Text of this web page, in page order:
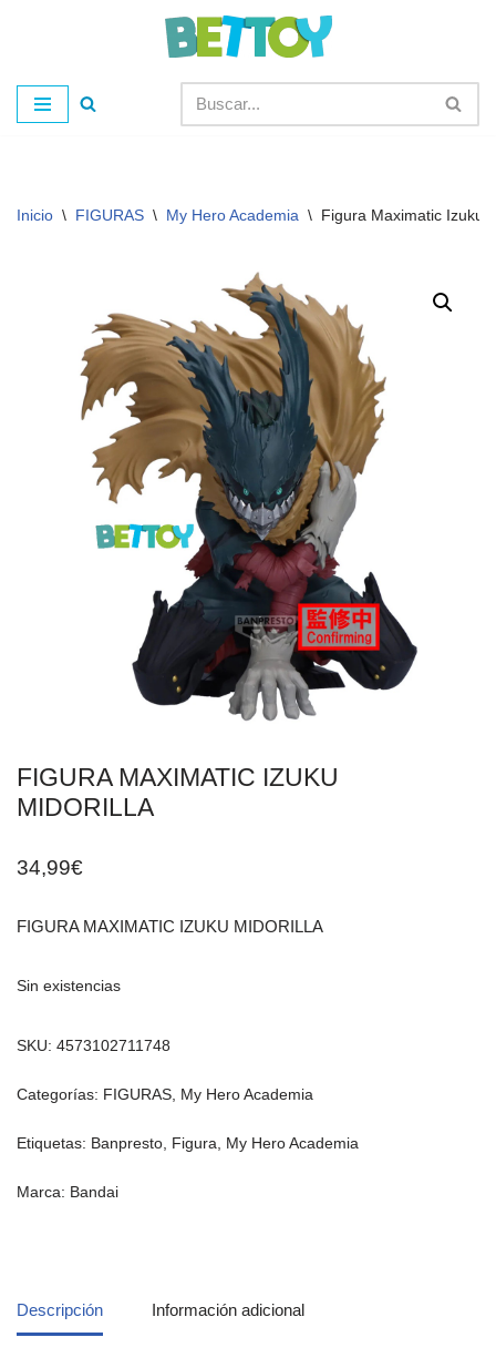
al
contenido
Inicio \ FIGURAS \ My Hero Academia \ Figura Maximatic Izuku
FIGURA MAXIMATIC IZUKU
MIDORILLA
34,99€
FIGURA MAXIMATIC IZUKU MIDORILLA
Sin existencias
SKU: 4573102711748
Categorías: FIGURAS My Hero Academia
Etiquetas: Banpresto Figura My Hero Academia
Marca: Bandai
Descripción Información adicional